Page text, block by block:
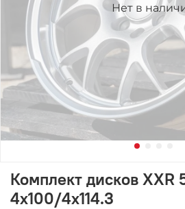
Нет в
Комплект дисков XXR
4x100/4x114.3